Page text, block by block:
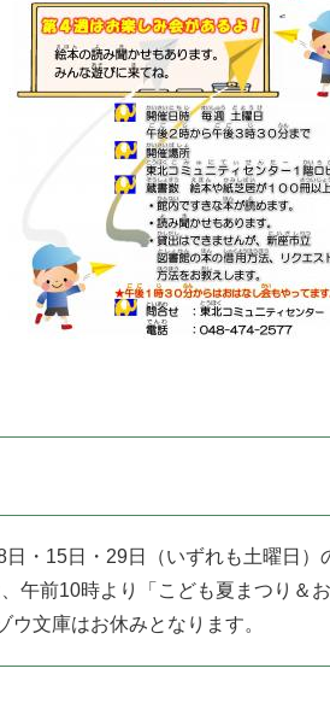
・15日・29日（いずれも土曜日）
午前10時より「こども夏まつり＆
文庫はお休みとなります。